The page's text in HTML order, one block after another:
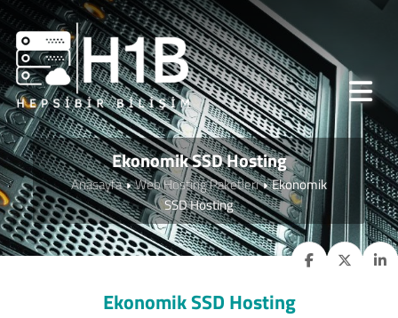
Ekonomik SSD Hosting
Anasayfa Web Hosting Paketleri
Ekonomik
SSD Hosting
Ekonomik SSD Hosting